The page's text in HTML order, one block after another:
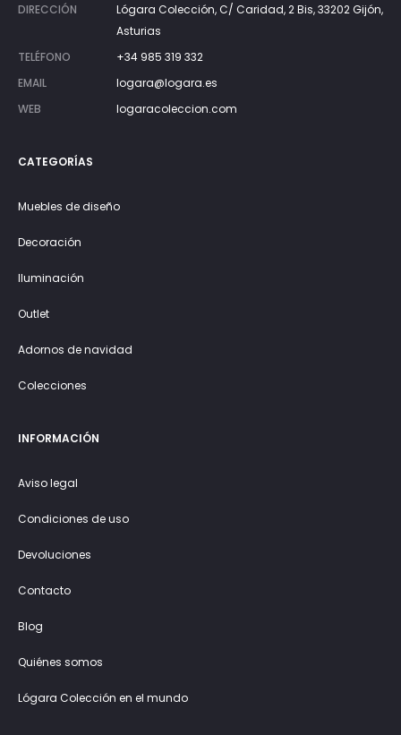
DIRECCIÓN
Lógara Colección, C/ Caridad, 2 Bis, 33202 Gijón,
Asturias
TELÉFONO
+34 985 319 332
EMAIL
logara@logara.es
WEB
logaracoleccion.com
CATEGORÍAS
Muebles de diseño
Decoración
Iluminación
Outlet
Adornos de navidad
Colecciones
INFORMACIÓN
Aviso legal
Condiciones de uso
Devoluciones
Contacto
Blog
Quiénes somos
Lógara Colección en el mundo